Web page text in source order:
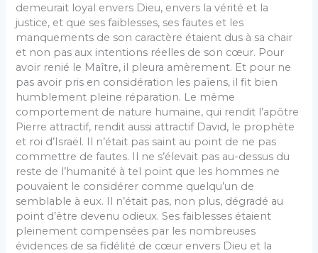
demeurait loyal envers Dieu, envers la vérité et la
justice, et que ses faiblesses, ses fautes et les
manquements de son caractère étaient dus à sa chair
et non pas aux intentions réelles de son cœur. Pour
avoir renié le Maître, il pleura amèrement. Et pour ne
pas avoir pris en considération les païens, il fit bien
humblement pleine réparation. Le même
comportement de nature humaine, qui rendit l’apôtre
Pierre attractif, rendit aussi attractif David, le prophète
et roi d’Israël. Il n’était pas saint au point de ne pas
commettre de fautes. Il ne s’élevait pas au-dessus du
reste de l’humanité à tel point que les hommes ne
pouvaient le considérer comme quelqu’un de
semblable à eux. Il n’était pas, non plus, dégradé au
point d’être devenu odieux. Ses faiblesses étaient
pleinement compensées par les nombreuses
évidences de sa fidélité de cœur envers Dieu et la